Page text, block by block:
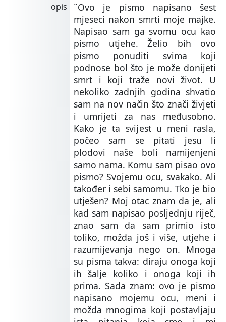
opis
˝Ovo je pismo napisano šest
mjeseci nakon smrti moje majke.
Napisao sam ga svomu ocu kao
pismo utjehe. Želio bih ovo
pismo ponuditi svima koji
podnose bol što je može donijeti
smrt i koji traže novi život. U
nekoliko zadnjih godina shvatio
sam na nov način što znači živjeti
i umrijeti za nas međusobno.
Kako je ta svijest u meni rasla,
počeo sam se pitati jesu li
plodovi naše boli namijenjeni
samo nama. Komu sam pisao ovo
pismo? Svojemu ocu, svakako. Ali
također i sebi samomu. Tko je bio
utješen? Moj otac znam da je, ali
kad sam napisao posljednju riječ,
znao sam da sam primio isto
toliko, možda još i više, utjehe i
razumijevanja nego on. Mnoga
su pisma takva: diraju onoga koji
ih šalje koliko i onoga koji ih
prima. Sada znam: ovo je pismo
napisano mojemu ocu, meni i
možda mnogima koji postavljaju